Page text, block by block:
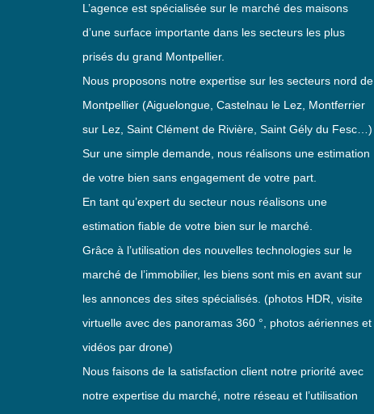
L’agence est spécialisée sur le marché des maisons
d’une surface importante dans les secteurs les plus
prisés du grand Montpellier.
Nous proposons notre expertise sur les secteurs nord de
Montpellier (Aiguelongue, Castelnau le Lez, Montferrier
sur Lez, Saint Clément de Rivière, Saint Gély du Fesc…)
Sur une simple demande, nous réalisons une estimation
de votre bien sans engagement de votre part.
En tant qu’expert du secteur nous réalisons une
estimation fiable de votre bien sur le marché.
Grâce à l’utilisation des nouvelles technologies sur le
marché de l’immobilier, les biens sont mis en avant sur
les annonces des sites spécialisés. (photos HDR, visite
virtuelle avec des panoramas 360 °, photos aériennes et
vidéos par drone)
Nous faisons de la satisfaction client notre priorité avec
notre expertise du marché, notre réseau et l’utilisation